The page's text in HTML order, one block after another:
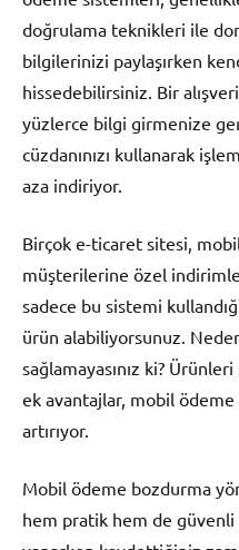
doğrulama teknikleri ile
bilgilerinizi paylaşırken
hissedebilirsiniz. Bir
yüzlerce bilgi girmenize
cüzdanınızı kullanarak
aza indiriyor.
Birçok e-ticaret sitesi,
müşterilerine özel
sadece bu sistemi
ürün alabiliyorsunuz.
sağlamayasınız ki?
ek avantajlar, mobil
artırıyor.
Mobil ödeme bozdurma
hem pratik hem de güvenli